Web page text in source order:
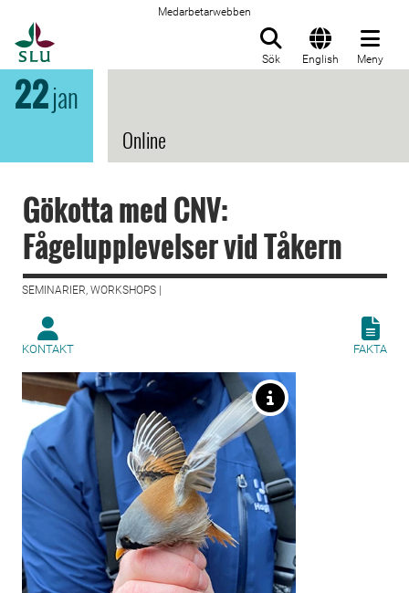
Medarbetarwebben
Sök English Meny
22jan
Online
Gökotta med CNV:
Fågelupplevelser vid Tåkern
SEMINARIER, WORKSHOPS |
KONTAKT FAKTA